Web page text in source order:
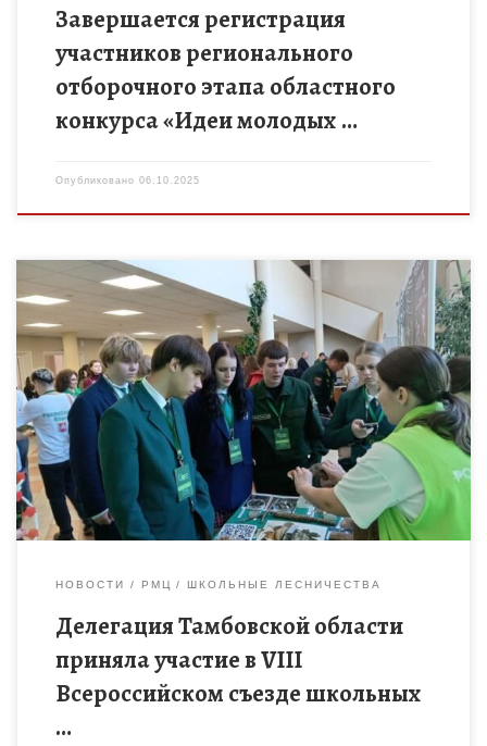
Завершается регистрация
участников регионального
отборочного этапа областного
конкурса «Идеи молодых …
Опубликовано 06.10.2025
VIII Всероссийский съезд школьных лесничеств проходил на
базе детского оздоровительного центра «Левково»
Московской области в период с 29 сентября по 3 октября
2025 года. В […]
НОВОСТИ РМЦ ШКОЛЬНЫЕ ЛЕСНИЧЕСТВА
Делегация Тамбовской области
приняла участие в VIII
Всероссийском съезде школьных
…